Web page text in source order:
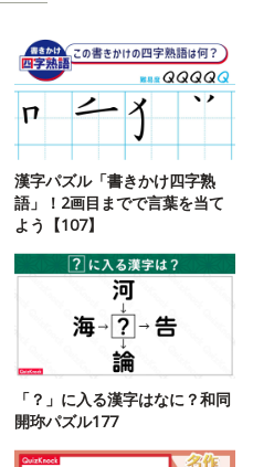
漢字パズル「書きかけ四字熟
語」！2画目までで言葉を当て
よう【107】
「？」に入る漢字はなに？和同
開珎パズル177